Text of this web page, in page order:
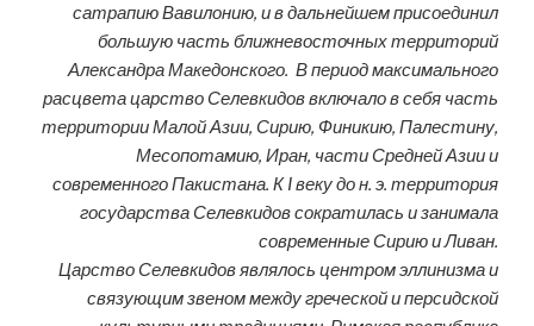
сатрапию Вавилонию, и в дальнейшем присоединил
большую часть ближневосточных территорий
Александра Македонского. В период максимального
расцвета царство Селевкидов включало в себя часть
территории Малой Азии, Сирию, Финикию, Палестину,
Месопотамию, Иран, части Средней Азии и
современного Пакистана. К I веку до н. э. территория
государства Селевкидов сократилась и занимала
современные Сирию и Ливан.
Царство Селевкидов являлось центром эллинизма и
связующим звеном между греческой и персидской